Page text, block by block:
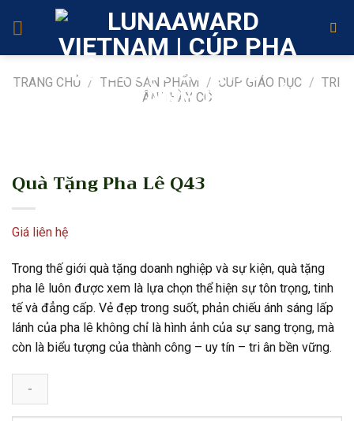
TRANG CHỦ / THEO SẢN PHẨM / CÚP GIÁO DỤC / TRI
ÂN THẦY CÔ
Quà Tặng Pha Lê Q43
Giá liên hệ
Trong thế giới quà tặng doanh nghiệp và sự kiện, quà tặng
pha lê luôn được xem là lựa chọn thể hiện sự tôn trọng, tinh
tế và đẳng cấp. Vẻ đẹp trong suốt, phản chiếu ánh sáng lấp
lánh của pha lê không chỉ là hình ảnh của sự sang trọng, mà
còn là biểu tượng của thành công – uy tín – tri ân bền vững.